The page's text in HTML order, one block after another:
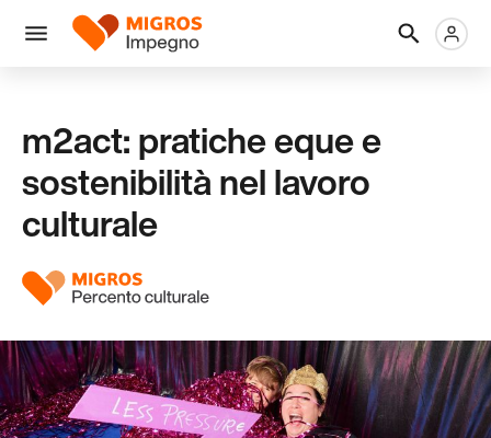
navigazione
Intestazione
Menu
Logo
m2act: pratiche eque e
sostenibilità nel lavoro
culturale